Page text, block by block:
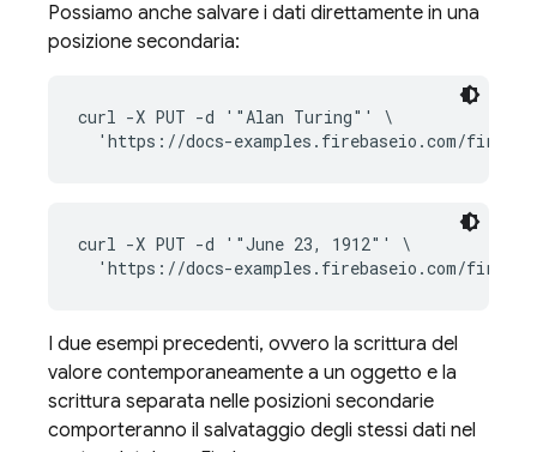
Possiamo anche salvare i dati direttamente in una
posizione secondaria:
curl -X PUT -d '"Alan Turing"' \
curl -X PUT -d '"June 23, 1912"' \
I due esempi precedenti, ovvero la scrittura del
valore contemporaneamente a un oggetto e la
scrittura separata nelle posizioni secondarie
comporteranno il salvataggio degli stessi dati nel